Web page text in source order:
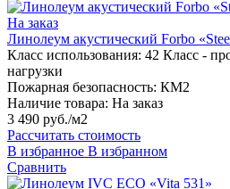
На заказ
Линолеум акустический Forbo
Класс использования: 42 Класс -
нагрузки
Пожарная безопасность: КМ2
Наличие товара: На заказ
3 490 руб./м2
Рассчитать стоимость
В избранное В избранном
Сравнить